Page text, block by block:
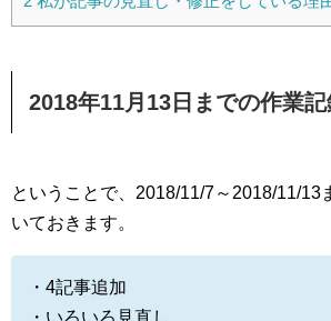
2018年11月13日までの作業記
ということで、2018/11/7～2018/11/13
いておきます。
・4記事追加
・いろいろ見直し